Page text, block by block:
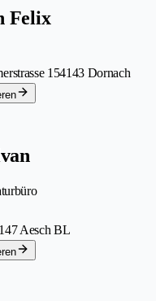
Felix
154143 Dornach
Aesch BL